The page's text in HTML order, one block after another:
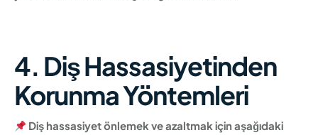
4. Diş Hassasiyetinden
Korunma Yöntemleri
Diş hassasiyet önlemek ve azaltmak için aşağıdaki